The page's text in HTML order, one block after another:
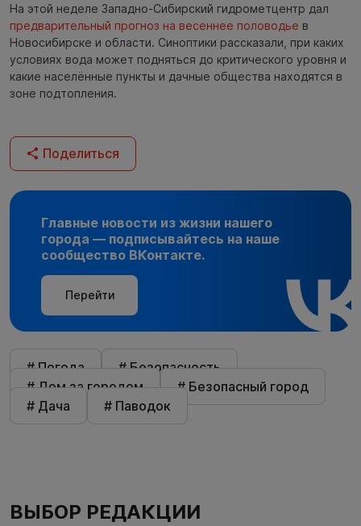
На этой неделе Западно-Сибирский гидрометцентр дал
предварительный прогноз на весеннее половодье в
Новосибирске и области. Синоптики рассказали, при каких
условиях вода может подняться до критического уровня и
какие населённые пункты и дачные общества находятся в
зоне подтопления.
Поделиться
Главные новости из жизни нашего
города — подписывайтесь на наше
сообщество ВКонтакте.
Перейти
# Погода
# Безопасность
# Дом за городом
# Безопасный город
# Дача
# Паводок
ВЫБОР РЕДАКЦИИ